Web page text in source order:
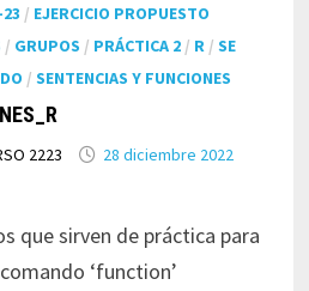
/ EJERCICIO PROPUESTO
/ GRUPOS / PRÁCTICA 2 / R /SE
/SENTENCIAS Y FUNCIONES
2223 28 diciembre 2022
que sirven de práctica para
‘function’